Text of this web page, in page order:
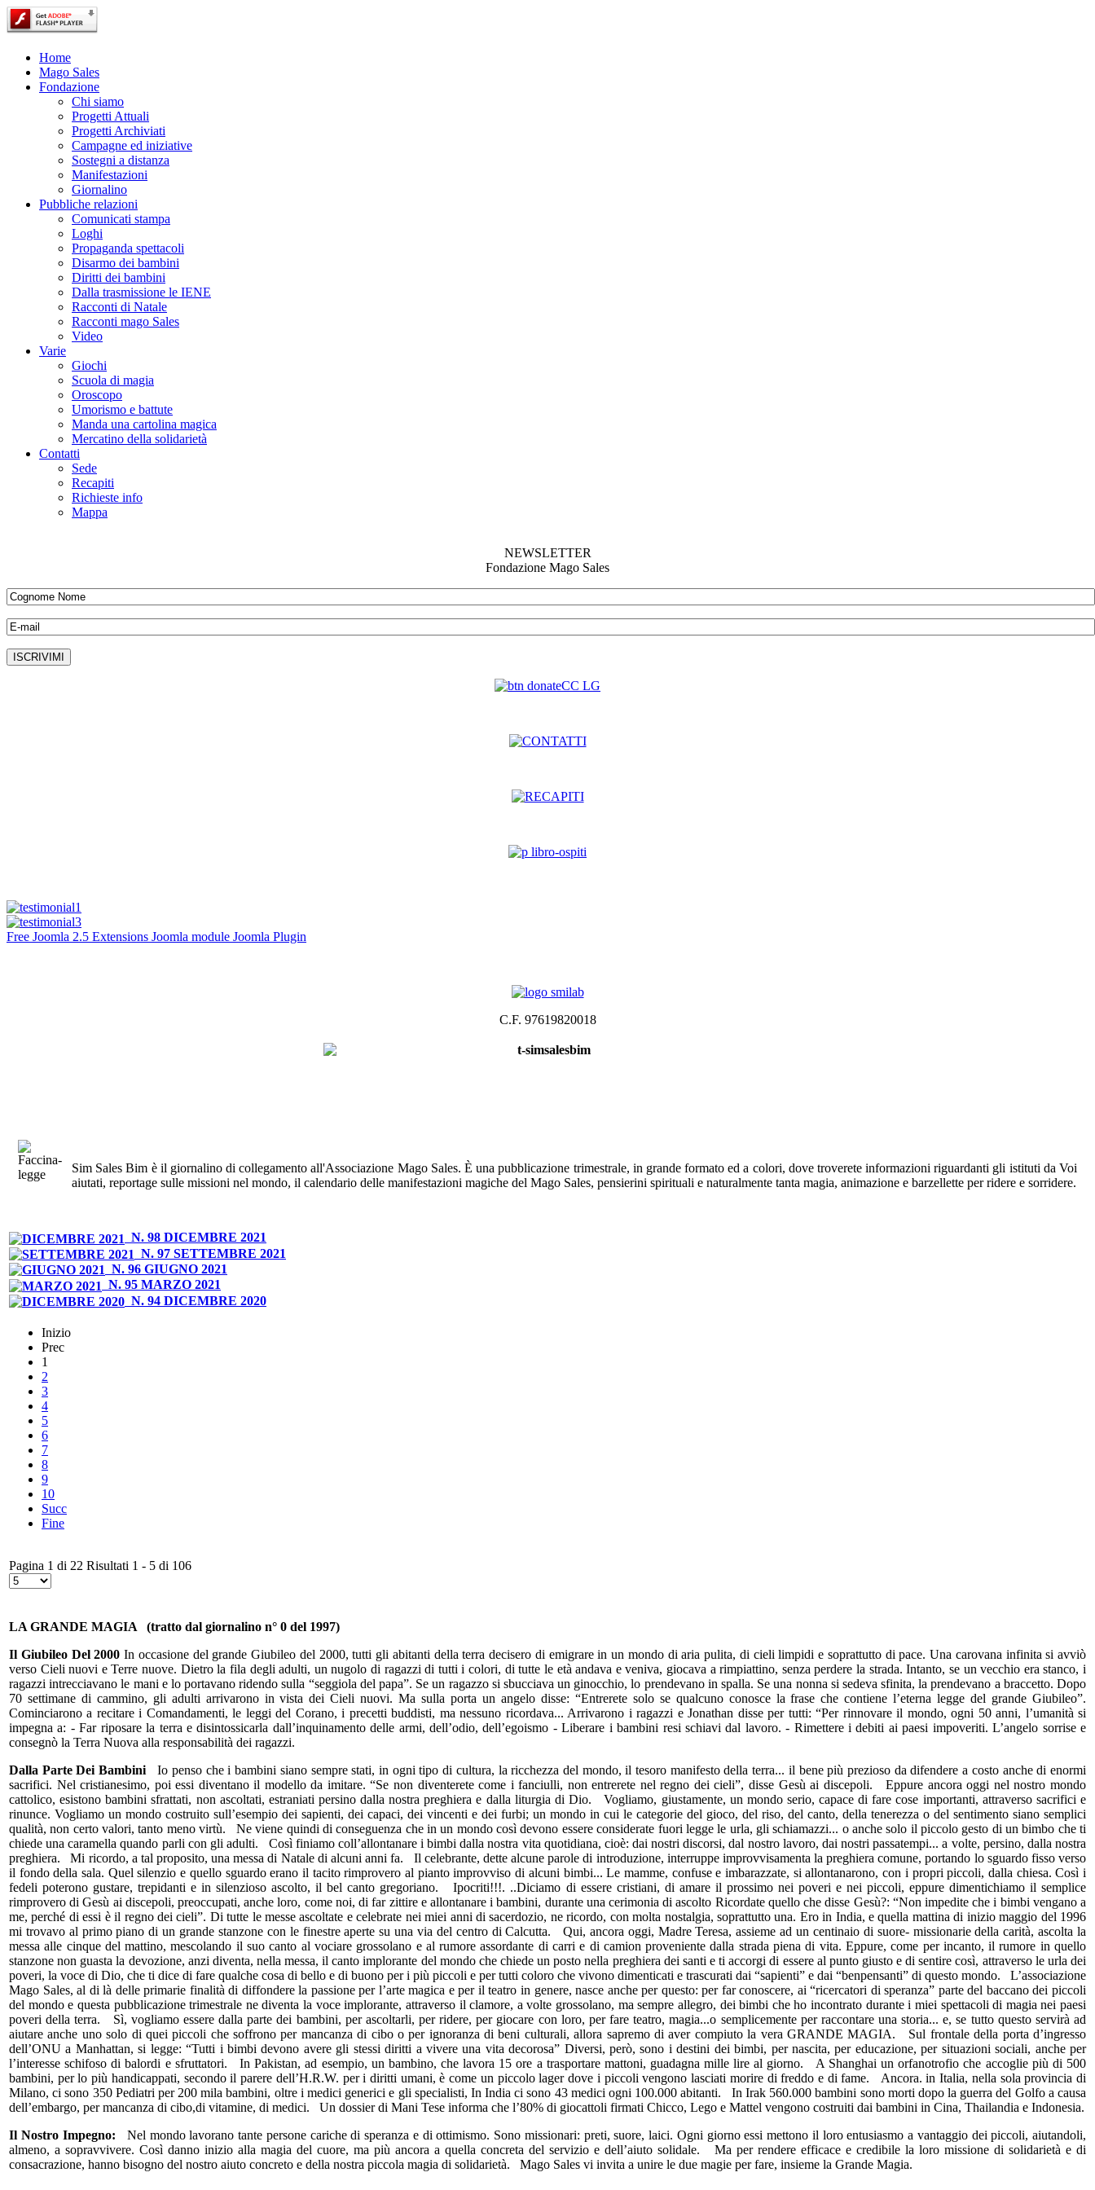
Home
Mago Sales
Fondazione
Chi siamo
Progetti Attuali
Progetti Archiviati
Campagne ed iniziative
Sostegni a distanza
Manifestazioni
Giornalino
Pubbliche relazioni
Comunicati stampa
Loghi
Propaganda spettacoli
Disarmo dei bambini
Diritti dei bambini
Dalla trasmissione le IENE
Racconti di Natale
Racconti mago Sales
Video
Varie
Giochi
Scuola di magia
Oroscopo
Umorismo e battute
Manda una cartolina magica
Mercatino della solidarietà
Contatti
Sede
Recapiti
Richieste info
Mappa
NEWSLETTER
Fondazione Mago Sales
Free Joomla 2.5 Extensions Joomla module Joomla Plugin
C.F. 97619820018
Sim Sales Bim è il giornalino di collegamento all'Associazione Mago Sales. È una pubblicazione trimestrale, in grande formato ed a colori, dove troverete informazioni riguardanti gli istituti da Voi
aiutati, reportage sulle missioni nel mondo, il calendario delle manifestazioni magiche del Mago Sales, pensierini spirituali e naturalmente tanta magia, animazione e barzellette per ridere e sorridere.
N. 98 DICEMBRE 2021
N. 97 SETTEMBRE 2021
N. 96 GIUGNO 2021
N. 95 MARZO 2021
N. 94 DICEMBRE 2020
Inizio
Prec
1
2
3
4
5
6
7
8
9
10
Succ
Fine
Pagina 1 di 22 Risultati 1 - 5 di 106
LA GRANDE MAGIA(tratto dal giornalino n° 0 del 1997)
Il Giubileo Del 2000 In occasione del grande Giubileo del 2000, tutti gli abitanti della terra decisero di emigrare in un mondo di aria pulita, di cieli limpidi e soprattutto di pace. Una carovana infinita si avviò
verso Cieli nuovi e Terre nuove. Dietro la fila degli adulti, un nugolo di ragazzi di tutti i colori, di tutte le età andava e veniva, giocava a rimpiattino, senza perdere la strada. Intanto, se un vecchio era stanco, i
ragazzi intrecciavano le mani e lo portavano ridendo sulla “seggiola del papa”. Se un ragazzo si sbucciava un ginocchio, lo prendevano in spalla. Se una nonna si sedeva sfinita, la prendevano a braccetto. Dopo
70 settimane di cammino, gli adulti arrivarono in vista dei Cieli nuovi. Ma sulla porta un angelo disse: “Entrerete solo se qualcuno conosce la frase che contiene l’eterna legge del grande Giubileo”.
Cominciarono a recitare i Comandamenti, le leggi del Corano, i precetti buddisti, ma nessuno ricordava... Arrivarono i ragazzi e Jonathan disse per tutti: “Per rinnovare il mondo, ogni 50 anni, l’umanità si
impegna a: - Far riposare la terra e disintossicarla dall’inquinamento delle armi, dell’odio, dell’egoismo - Liberare i bambini resi schiavi dal lavoro. - Rimettere i debiti ai paesi impoveriti. L’angelo sorrise e
consegnò la Terra Nuova alla responsabilità dei ragazzi.
Dalla Parte Dei BambiniIo penso che i bambini siano sempre stati, in ogni tipo di cultura, la ricchezza del mondo, il tesoro manifesto della terra... il bene più prezioso da difendere a costo anche di enormi
sacrifici. Nel cristianesimo, poi essi diventano il modello da imitare. “Se non diventerete come i fanciulli, non entrerete nel regno dei cieli”, disse Gesù ai discepoli. Eppure ancora oggi nel nostro mondo
cattolico, esistono bambini sfrattati, non ascoltati, estraniati persino dalla nostra preghiera e dalla liturgia di Dio. Vogliamo, giustamente, un mondo serio, capace di fare cose importanti, attraverso sacrifici e
rinunce. Vogliamo un mondo costruito sull’esempio dei sapienti, dei capaci, dei vincenti e dei furbi; un mondo in cui le categorie del gioco, del riso, del canto, della tenerezza o del sentimento siano semplici
qualità, non certo valori, tanto meno virtù. Ne viene quindi di conseguenza che in un mondo così devono essere considerate fuori legge le urla, gli schiamazzi... o anche solo il piccolo gesto di un bimbo che ti
chiede una caramella quando parli con gli adulti. Così finiamo coll’allontanare i bimbi dalla nostra vita quotidiana, cioè: dai nostri discorsi, dal nostro lavoro, dai nostri passatempi... a volte, persino, dalla nostra
preghiera. Mi ricordo, a tal proposito, una messa di Natale di alcuni anni fa. Il celebrante, dette alcune parole di introduzione, interruppe improvvisamenta la preghiera comune, portando lo sguardo fisso verso
il fondo della sala. Quel silenzio e quello sguardo erano il tacito rimprovero al pianto improvviso di alcuni bimbi... Le mamme, confuse e imbarazzate, si allontanarono, con i propri piccoli, dalla chiesa. Così i
fedeli poterono gustare, trepidanti e in silenzioso ascolto, il bel canto gregoriano. Ipocriti!!!. ..Diciamo di essere cristiani, di amare il prossimo nei poveri e nei piccoli, eppure dimentichiamo il semplice
rimprovero di Gesù ai discepoli, preoccupati, anche loro, come noi, di far zittire e allontanare i bambini, durante una cerimonia di ascolto Ricordate quello che disse Gesù?: “Non impedite che i bimbi vengano a
me, perché di essi è il regno dei cieli”. Di tutte le messe ascoltate e celebrate nei miei anni di sacerdozio, ne ricordo, con molta nostalgia, soprattutto una. Ero in India, e quella mattina di inizio maggio del 1996
mi trovavo al primo piano di un grande stanzone con le finestre aperte su una via del centro di Calcutta. Qui, ancora oggi, Madre Teresa, assieme ad un centinaio di suore- missionarie della carità, ascolta la
messa alle cinque del mattino, mescolando il suo canto al vociare grossolano e al rumore assordante di carri e di camion proveniente dalla strada piena di vita. Eppure, come per incanto, il rumore in quello
stanzone non guasta la devozione, anzi diventa, nella messa, il canto implorante del mondo che chiede un posto nella preghiera dei santi e ti accorgi di essere al punto giusto e di sentire così, attraverso le urla dei
poveri, la voce di Dio, che ti dice di fare qualche cosa di bello e di buono per i più piccoli e per tutti coloro che vivono dimenticati e trascurati dai “sapienti” e dai “benpensanti” di questo mondo. L’associazione
Mago Sales, al di là delle primarie finalità di diffondere la passione per l’arte magica e per il teatro in genere, nasce anche per questo: per far conoscere, ai “ricercatori di speranza” parte del baccano dei piccoli
del mondo e questa pubblicazione trimestrale ne diventa la voce implorante, attraverso il clamore, a volte grossolano, ma sempre allegro, dei bimbi che ho incontrato durante i miei spettacoli di magia nei paesi
poveri della terra. Sì, vogliamo essere dalla parte dei bambini, per ascoltarli, per ridere, per giocare con loro, per fare teatro, magia...o semplicemente per raccontare una storia... e, se tutto questo servirà ad
aiutare anche uno solo di quei piccoli che soffrono per mancanza di cibo o per ignoranza di beni culturali, allora sapremo di aver compiuto la vera GRANDE MAGIA. Sul frontale della porta d’ingresso
dell’ONU a Manhattan, si legge: “Tutti i bimbi devono avere gli stessi diritti a vivere una vita decorosa” Diversi, però, sono i destini dei bimbi, per nascita, per educazione, per situazioni sociali, anche per
l’interesse schifoso di balordi e sfruttatori. In Pakistan, ad esempio, un bambino, che lavora 15 ore a trasportare mattoni, guadagna mille lire al giorno. A Shanghai un orfanotrofio che accoglie più di 500
bambini, per lo più handicappati, secondo il parere dell’H.R.W. per i diritti umani, è come un piccolo lager dove i piccoli vengono lasciati morire di freddo e di fame. Ancora. in Italia, nella sola provincia di
Milano, ci sono 350 Pediatri per 200 mila bambini, oltre i medici generici e gli specialisti, In India ci sono 43 medici ogni 100.000 abitanti. In Irak 560.000 bambini sono morti dopo la guerra del Golfo a causa
dell’embargo, per mancanza di cibo,di vitamine, di medici. Un dossier di Mani Tese informa che l’80% di giocattoli firmati Chicco, Lego e Mattel vengono costruiti dai bambini in Cina, Thailandia e Indonesia.
Il Nostro Impegno: Nel mondo lavorano tante persone cariche di speranza e di ottimismo. Sono missionari: preti, suore, laici. Ogni giorno essi mettono il loro entusiasmo a vantaggio dei piccoli, aiutandoli,
almeno, a sopravvivere. Così danno inizio alla magia del cuore, ma più ancora a quella concreta del servizio e dell’aiuto solidale. Ma per rendere efficace e credibile la loro missione di solidarietà e di
consacrazione, hanno bisogno del nostro aiuto concreto e della nostra piccola magia di solidarietà. Mago Sales vi invita a unire le due magie per fare, insieme la Grande Magia.